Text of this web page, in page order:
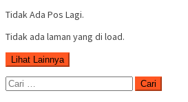
Tidak Ada Pos Lagi.
Tidak ada laman yang di load.
Lihat Lainnya
Cari
untuk: